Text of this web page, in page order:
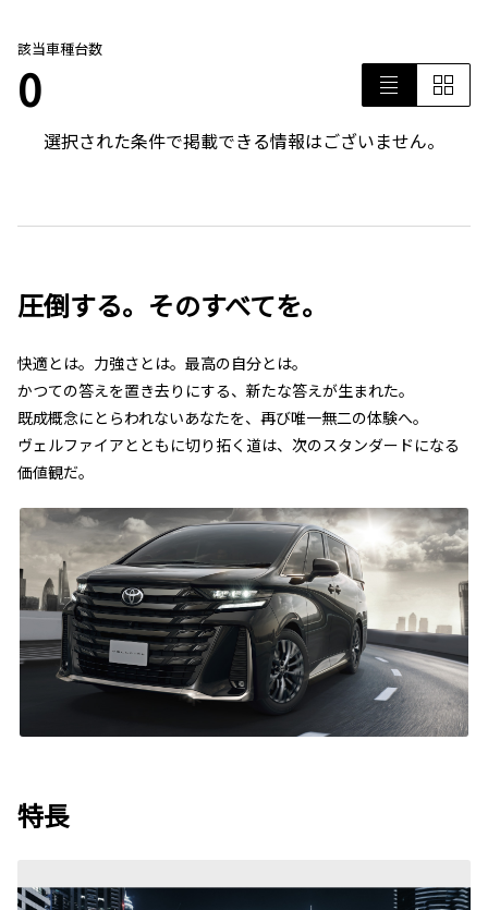
該当車種台数
0
選択された条件で掲載できる情報はございません。
圧倒する。そのすべてを。
快適とは。力強さとは。最高の自分とは。
かつての答えを置き去りにする、新たな答えが生まれた。
既成概念にとらわれないあなたを、再び唯一無二の体験へ。
ヴェルファイアとともに切り拓く道は、次のスタンダードになる
価値観だ。
特長